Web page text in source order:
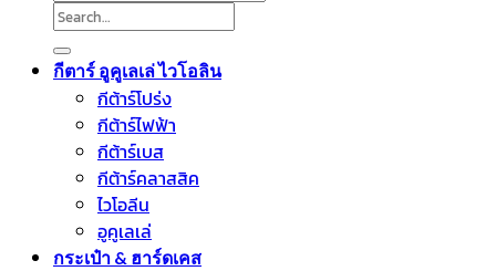
Search
for:
กีตาร์ อูคูเลเล่ ไวโอลิน
กีต้าร์โปร่ง
กีต้าร์ไฟฟ้า
กีต้าร์เบส
กีต้าร์คลาสสิค
ไวโอลีน
อูคูเลเล่
กระเป๋า & ฮาร์ดเคส